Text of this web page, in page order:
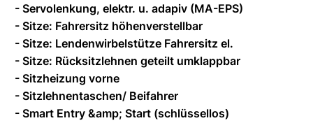
- Servolenkung, elektr. u. adapiv (MA-EPS)
- Sitze: Fahrersitz höhenverstellbar
- Sitze: Lendenwirbelstütze Fahrersitz el.
- Sitze: Rücksitzlehnen geteilt umklappbar
- Sitzheizung vorne
- Sitzlehnentaschen/ Beifahrer
- Smart Entry &amp; Start (schlüssellos)